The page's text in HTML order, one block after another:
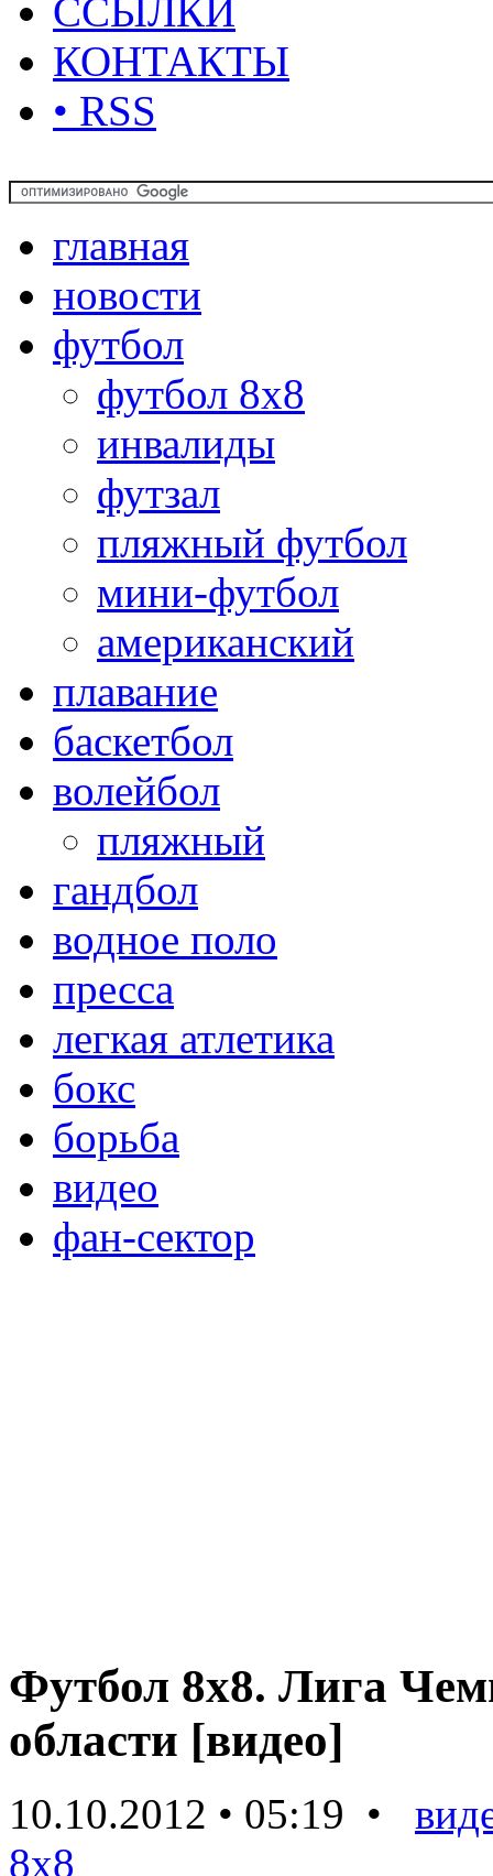
ССЫЛКИ
КОНТАКТЫ
• RSS
главная
новости
футбол
футбол 8х8
инвалиды
футзал
пляжный футбол
мини-футбол
американский
плавание
баскетбол
волейбол
пляжный
гандбол
водное поло
пресса
легкая атлетика
бокс
борьба
видео
фан-сектор
Футбол 8х8. Лига
области [видео]
10.10.2012 • 05:19 •
8х8